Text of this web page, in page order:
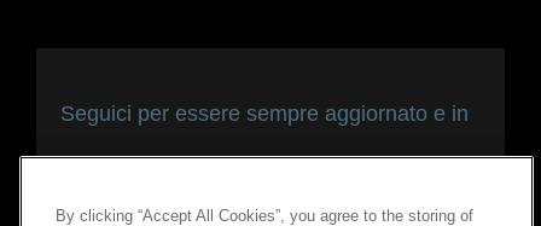
Seguici per essere sempre aggiornato e in
By clicking “Accept All Cookies”, you agree to the storing of